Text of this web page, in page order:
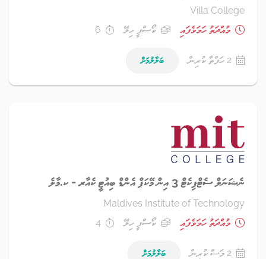
Villa College
މުއްދަތު ހަމަވެފައި
ކޯސްފީ ހިލޭ 6
2 ހަފްތާ ކުރިން ބަލާލުމަށް
ނެޝަނަލް ސެޓްފިކެޓް 3 އިން މޭކަޕް އެންޑް ބިއުޓީ ކެއާރ - ކ.މާލެ
Maldives Institute of Technology
މުއްދަތު ހަމަވެފައި
ކޯސްފީ ހިލޭ 4
2 މަސް ކުރިން ބަލާލުމަށް